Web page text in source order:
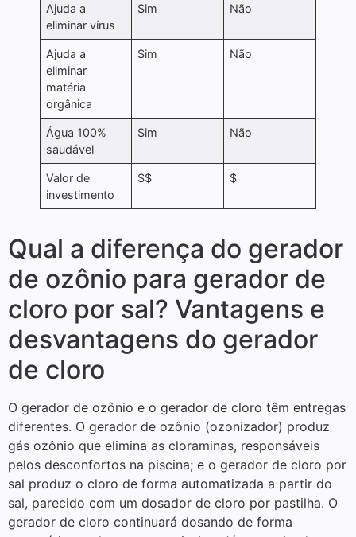
Ajuda a
eliminar vírus
Sim Não
Ajuda a
eliminar
matéria
orgânica
Sim Não
Água 100%
saudável
Sim Não
Valor de
investimento
$$ $
Qual a diferença do gerador
de ozônio para gerador de
cloro por sal? Vantagens e
desvantagens do gerador
de cloro
O gerador de ozônio e o gerador de cloro têm entregas
diferentes. O gerador de ozônio (ozonizador) produz
gás ozônio que elimina as cloraminas, responsáveis
pelos desconfortos na piscina; e o gerador de cloro por
sal produz o cloro de forma automatizada a partir do
sal, parecido com um dosador de cloro por pastilha. O
gerador de cloro continuará dosando de forma